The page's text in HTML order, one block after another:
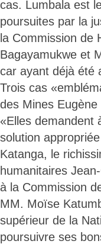
cas. Lumbala est
poursuites par la
la Commission de
Bagayamukwe et
car ayant déjà été
Trois cas
des Mines Eugène
«Elles demandent
solution
Katanga, le
humanitaires
à la Commission
MM. Moïse
supérieur de la
poursuivre ses